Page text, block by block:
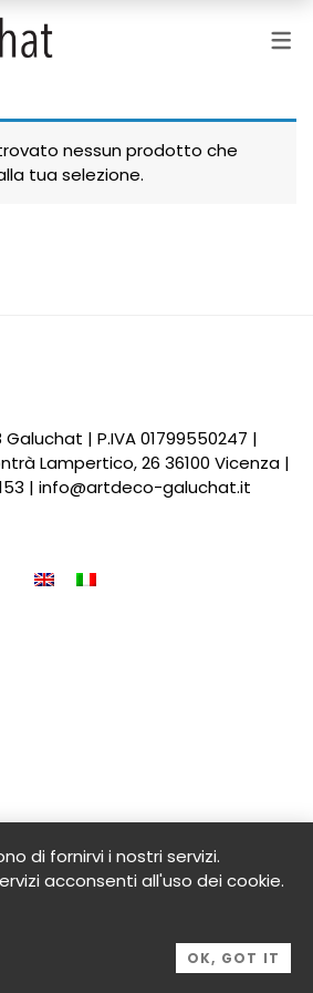
nessun prodotto che
tua selezione.
| P.IVA 01799550247 |
Lampertico, 26 36100 Vicenza |
| info@artdeco-galuchat.it
di fornirvi i nostri servizi.
acconsenti all'uso dei cookie.
OK, GOT IT